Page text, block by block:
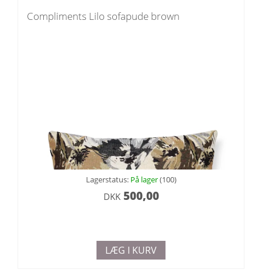
Compliments Lilo sofapude brown
Lagerstatus: På lager(100)
DKK500,00
LÆG I KURV